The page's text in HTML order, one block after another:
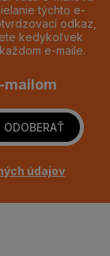
týchto e-
odkaz,
kedykoľvek
e-maile.
mailom
ODOBERAŤ
údajov